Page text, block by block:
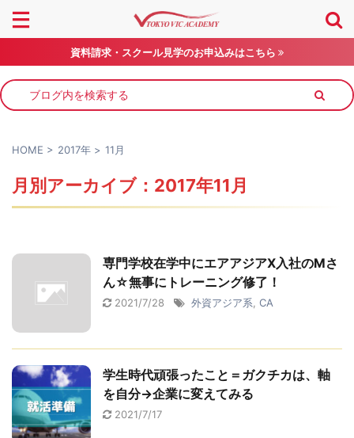
資料請求・スクール見学のお申込みはこちら
HOME > 2017年 > 11月
月別アーカイブ：2017年11月
専門学校在学中にエアアジアX入社のMさ
ん☆無事にトレーニング修了！
2021/7/28 外資アジア系 CA
学生時代頑張ったこと＝ガクチカは、軸
を自分→企業に変えてみる
2021/7/17